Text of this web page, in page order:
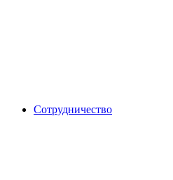
Сотрудничество